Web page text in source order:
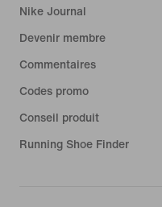
Nike Journal
Devenir membre
Commentaires
Codes promo
Conseil produit
Running Shoe Finder